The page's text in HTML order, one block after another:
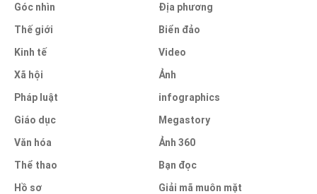
Góc nhìn
Thế giới
Kinh tế
Xã hội
Pháp luật
Giáo dục
Văn hóa
Thể thao
Hồ sơ
Địa phương
Biển đảo
Video
Ảnh
infographics
Megastory
Ảnh 360
Bạn đọc
Giải mã muôn mặt